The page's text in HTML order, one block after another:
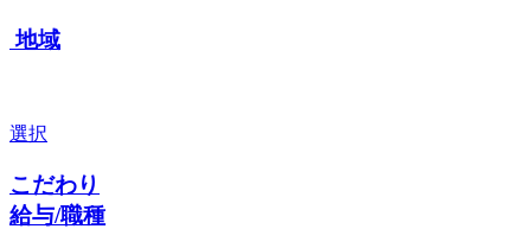
地域
選択
こだわり
給与/職種